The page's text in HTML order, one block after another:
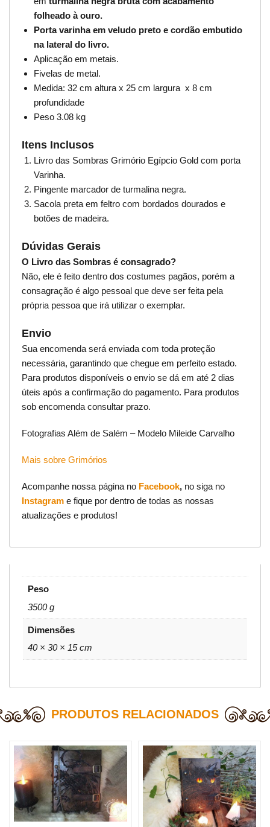
folheado à ouro.
Porta varinha em veludo preto e cordão embutido
na lateral do livro.
Aplicação em metais.
Fivelas de metal.
Medida: 32 cm altura x 25 cm largura x 8 cm
profundidade
Peso 3.08 kg
Itens Inclusos
Livro das Sombras Grimório Egípcio Gold com porta
Varinha.
Pingente marcador de turmalina negra.
Sacola preta em feltro com bordados dourados e
botões de madeira.
Dúvidas Gerais
O Livro das Sombras é consagrado?
Não, ele é feito dentro dos costumes pagãos, porém a
consagração é algo pessoal que deve ser feita pela
própria pessoa que irá utilizar o exemplar.
Envio
Sua encomenda será enviada com toda proteção
necessária, garantindo que chegue em perfeito estado.
Para produtos disponíveis o envio se dá em até 2 dias
úteis após a confirmação do pagamento. Para produtos
sob encomenda consultar prazo.
Fotografias Além de Salém – Modelo Mileide Carvalho
Mais sobre Grimórios
Acompanhe nossa página no Facebook, no siga no
Instagram e fique por dentro de todas as nossas
atualizações e produtos!
Peso
3500 g
Dimensões
40 × 30 × 15 cm
PRODUTOS RELACIONADOS